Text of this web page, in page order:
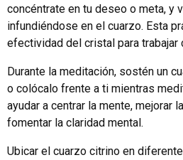
concéntrate en tu deseo o meta, y
infundiéndose en el cuarzo. Esta
efectividad del cristal para trabajar
Durante la meditación, sostén un
o colócalo frente a ti mientras
ayudar a centrar la mente, mejorar
fomentar la claridad mental.
Ubicar el cuarzo citrino en